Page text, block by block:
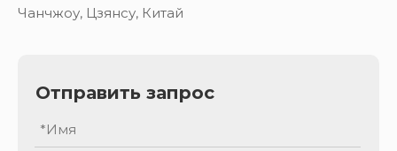
Чанчжоу, Цзянсу, Китай
Отправить запрос